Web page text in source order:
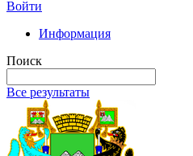
Войти
Информация
Поиск
Все результаты